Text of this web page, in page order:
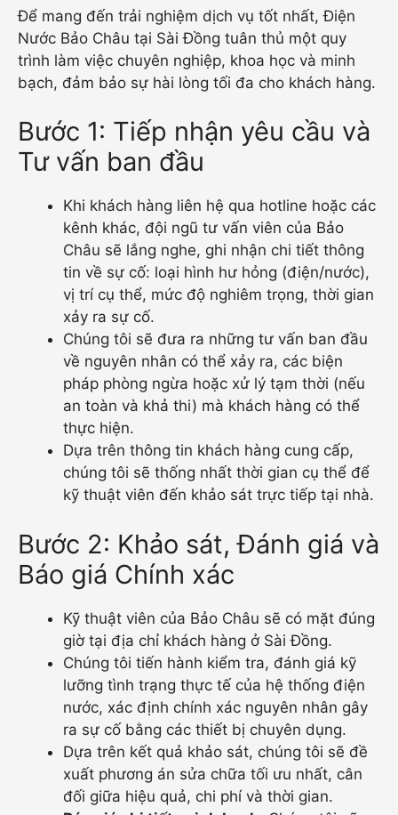
Để mang đến trải nghiệm dịch vụ tốt nhất, Điện
Nước Bảo Châu tại Sài Đồng tuân thủ một quy
trình làm việc chuyên nghiệp, khoa học và minh
bạch, đảm bảo sự hài lòng tối đa cho khách hàng.
Bước 1: Tiếp nhận yêu cầu và
Tư vấn ban đầu
Khi khách hàng liên hệ qua hotline hoặc các
kênh khác, đội ngũ tư vấn viên của Bảo
Châu sẽ lắng nghe, ghi nhận chi tiết thông
tin về sự cố: loại hình hư hỏng (điện/nước),
vị trí cụ thể, mức độ nghiêm trọng, thời gian
xảy ra sự cố.
Chúng tôi sẽ đưa ra những tư vấn ban đầu
về nguyên nhân có thể xảy ra, các biện
pháp phòng ngừa hoặc xử lý tạm thời (nếu
an toàn và khả thi) mà khách hàng có thể
thực hiện.
Dựa trên thông tin khách hàng cung cấp,
chúng tôi sẽ thống nhất thời gian cụ thể để
kỹ thuật viên đến khảo sát trực tiếp tại nhà.
Bước 2: Khảo sát, Đánh giá và
Báo giá Chính xác
Kỹ thuật viên của Bảo Châu sẽ có mặt đúng
giờ tại địa chỉ khách hàng ở Sài Đồng.
Chúng tôi tiến hành kiểm tra, đánh giá kỹ
lưỡng tình trạng thực tế của hệ thống điện
nước, xác định chính xác nguyên nhân gây
ra sự cố bằng các thiết bị chuyên dụng.
Dựa trên kết quả khảo sát, chúng tôi sẽ đề
xuất phương án sửa chữa tối ưu nhất, cân
đối giữa hiệu quả, chi phí và thời gian.